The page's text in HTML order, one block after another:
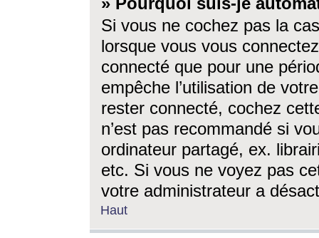
Si vous ne cochez pas la
lorsque vous vous
connecté que pour une
empêche l’utilisation de
rester connecté, cochez
n’est pas recommandé si
ordinateur partagé, ex.
etc. Si vous ne voyez pas
votre administrateur a
Haut